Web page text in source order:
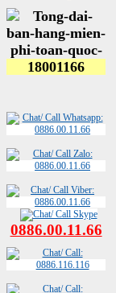
0886.00.11.66